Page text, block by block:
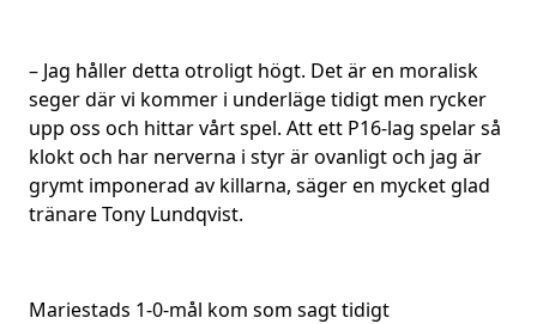
– Jag håller detta otroligt högt. Det är en moralisk
seger där vi kommer i underläge tidigt men rycker
upp oss och hittar vårt spel. Att ett P16-lag spelar så
klokt och har nerverna i styr är ovanligt och jag är
grymt imponerad av killarna, säger en mycket glad
tränare Tony Lundqvist.
Mariestads 1-0-mål kom som sagt tidigt